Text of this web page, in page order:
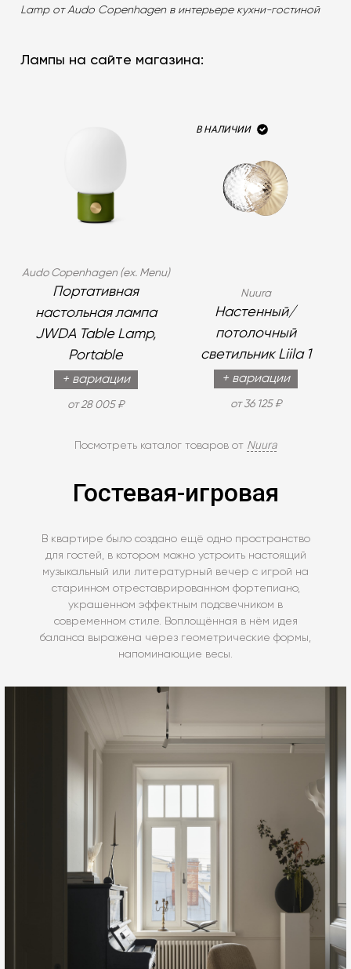
Lamp от Audo Copenhagen в интерьере кухни-гостиной
Лампы на сайте магазина:
Audo Copenhagen (ex. Menu)
Портативная
настольная лампа
JWDA Table Lamp,
Portable
+ вариации
от 28 005 ₽
В НАЛИЧИИ
Nuura
Настенный/
потолочный
светильник Liila 1
+ вариации
от 36 125 ₽
Посмотреть каталог товаров от Nuura
Гостевая-игровая
В квартире было создано ещё одно пространство
для гостей, в котором можно устроить настоящий
музыкальный или литературный вечер с игрой на
старинном отреставрированном фортепиано,
украшенном эффектным подсвечником в
современном стиле. Воплощённая в нём идея
баланса выражена через геометрические формы,
напоминающие весы.